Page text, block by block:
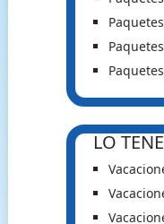
LO